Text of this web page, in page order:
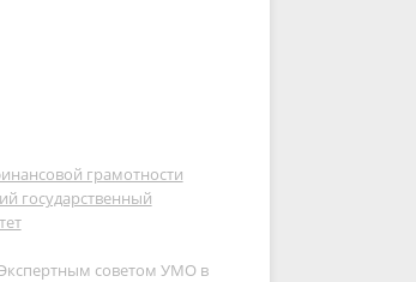
грамотности
государственный
советом УМО в